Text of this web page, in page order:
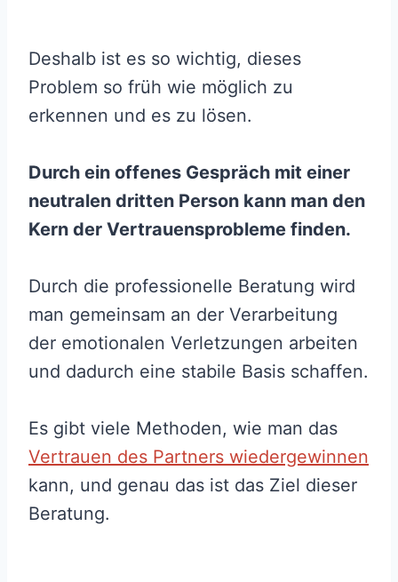
Deshalb ist es so wichtig, dieses
Problem so früh wie möglich zu
erkennen und es zu lösen.
Durch ein offenes Gespräch mit einer
neutralen dritten Person kann man den
Kern der Vertrauensprobleme finden.
Durch die professionelle Beratung wird
man gemeinsam an der Verarbeitung
der emotionalen Verletzungen arbeiten
und dadurch eine stabile Basis schaffen.
Es gibt viele Methoden, wie man das
Vertrauen des Partners wiedergewinnen
kann, und genau das ist das Ziel dieser
Beratung.